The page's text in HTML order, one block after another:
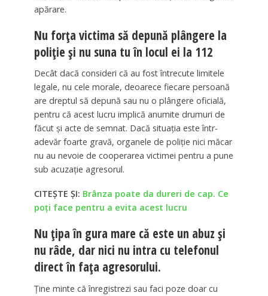
apărare.
Nu forța victima să depună plângere la
poliție și nu suna tu în locul ei la 112
Decât dacă consideri că au fost întrecute limitele
legale, nu cele morale, deoarece fiecare persoană
are dreptul să depună sau nu o plângere oficială,
pentru că acest lucru implică anumite drumuri de
făcut și acte de semnat. Dacă situația este într-
adevăr foarte gravă, organele de poliție nici măcar
nu au nevoie de cooperarea victimei pentru a pune
sub acuzație agresorul.
CITEȘTE ȘI: Brânza poate da dureri de cap. Ce
poţi face pentru a evita acest lucru
Nu țipa în gura mare că este un abuz și
nu râde, dar nici nu intra cu telefonul
direct în fața agresorului.
Ține minte că înregistrezi sau faci poze doar cu